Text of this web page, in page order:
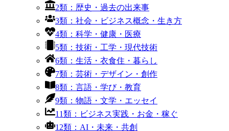
2類：歴史・過去の出来事
3類：社会・ビジネス概念・生き方
4類：科学・健康・医療
5類：技術・工学・現代技術
6類：生活・衣食住・暮らし
7類：芸術・デザイン・創作
8類：言語・学び・教育
9類：物語・文学・エッセイ
11類：ビジネス実践・お金・稼ぐ
12類：AI・未来・共創